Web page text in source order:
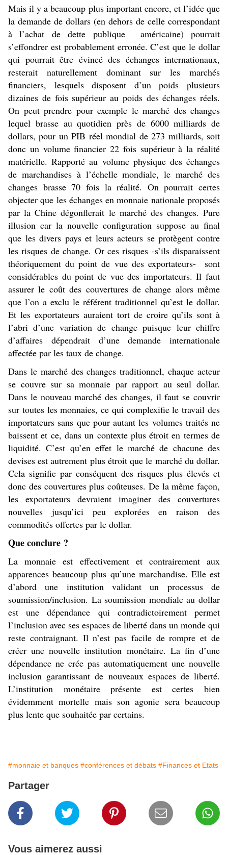
Mais il y a beaucoup plus important encore, et l’idée que
la demande de dollars (en dehors de celle correspondant
à l’achat de dette publique américaine) pourrait
s’effondrer est probablement erronée. C’est que le dollar
qui pourrait être évincé des échanges internationaux,
resterait naturellement dominant sur les marchés
financiers, lesquels disposent d’un poids plusieurs
dizaines de fois supérieur au poids des échanges réels.
On peut prendre pour exemple le marché des changes
lequel brasse au quotidien près de 6000 milliards de
dollars, pour un PIB réel mondial de 273 milliards, soit
donc un volume financier 22 fois supérieur à la réalité
matérielle. Rapporté au volume physique des échanges
de marchandises à l’échelle mondiale, le marché des
changes brasse 70 fois la réalité. On pourrait certes
objecter que les échanges en monnaie nationale proposés
par la Chine dégonflerait le marché des changes. Pure
illusion car la nouvelle configuration suppose au final
que les divers pays et leurs acteurs se protègent contre
les risques de change. Or ces risques -s’ils disparaissent
théoriquement du point de vue des exportateurs- sont
considérables du point de vue des importateurs. Il faut
assurer le coût des couvertures de change alors même
que l’on a exclu le référent traditionnel qu’est le dollar.
Et les exportateurs auraient tort de croire qu’ils sont à
l’abri d’une variation de change puisque leur chiffre
d’affaires dépendrait d’une demande internationale
affectée par les taux de change.
Dans le marché des changes traditionnel, chaque acteur
se couvre sur sa monnaie par rapport au seul dollar.
Dans le nouveau marché des changes, il faut se couvrir
sur toutes les monnaies, ce qui complexifie le travail des
importateurs sans que pour autant les volumes traités ne
baissent et ce, dans un contexte plus étroit en termes de
liquidité. C’est qu’en effet le marché de chacune des
devises est autrement plus étroit que le marché du dollar.
Cela signifie par conséquent des risques plus élevés et
donc des couvertures plus coûteuses. De la même façon,
les exportateurs devraient imaginer des couvertures
nouvelles jusqu’ici peu explorées en raison des
commodités offertes par le dollar.
Que conclure ?
La monnaie est effectivement et contrairement aux
apparences beaucoup plus qu’une marchandise. Elle est
d’abord une institution validant un processus de
soumission/inclusion. La soumission mondiale au dollar
est une dépendance qui contradictoirement permet
l’inclusion avec ses espaces de liberté dans un monde qui
reste contraignant. Il n’est pas facile de rompre et de
créer une nouvelle institution monétaire. La fin d’une
dépendance ne crée pas automatiquement une nouvelle
inclusion garantissant de nouveaux espaces de liberté.
L’institution monétaire présente est certes bien
évidemment mortelle mais son agonie sera beaucoup
plus lente que souhaitée par certains.
#monnaie et banques #conférences et débats #Finances et Etats
Partager
Vous aimerez aussi